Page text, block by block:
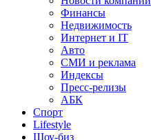
Финансы
Недвижимость
Интернет и IT
Авто
СМИ и реклама
Индексы
Пресс-релизы
АБК
Спорт
Lifestyle
Шоу-биз